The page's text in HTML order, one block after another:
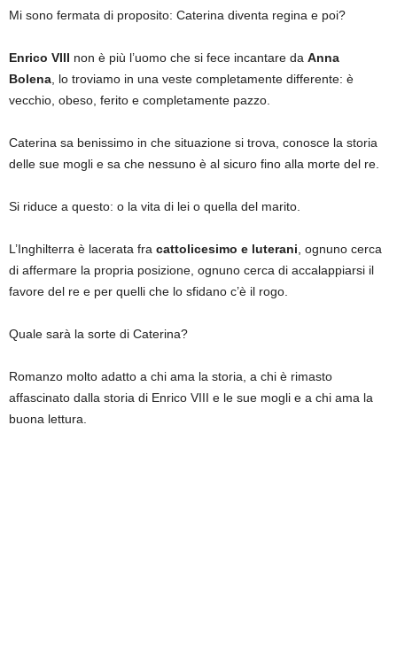
Mi sono fermata di proposito: Caterina diventa regina e poi?
Enrico VIII non è più l’uomo che si fece incantare da Anna
Bolena, lo troviamo in una veste completamente differente: è
vecchio, obeso, ferito e completamente pazzo.
Caterina sa benissimo in che situazione si trova, conosce la storia
delle sue mogli e sa che nessuno è al sicuro fino alla morte del re.
Si riduce a questo: o la vita di lei o quella del marito.
L’Inghilterra è lacerata fra cattolicesimo e luterani, ognuno cerca
di affermare la propria posizione, ognuno cerca di accalappiarsi il
favore del re e per quelli che lo sfidano c’è il rogo.
Quale sarà la sorte di Caterina?
Romanzo molto adatto a chi ama la storia, a chi è rimasto
affascinato dalla storia di Enrico VIII e le sue mogli e a chi ama la
buona lettura.